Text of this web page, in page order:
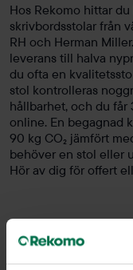
Hos Rekomo hittar
skrivbordsstolar från
RH och Herman
leverans till halva
du ofta en
stol kontrolleras
hållbarhet, och du får
online. En begagnad
90 kg CO₂ jämfört
behöver en stol eller
Hör av dig för offert